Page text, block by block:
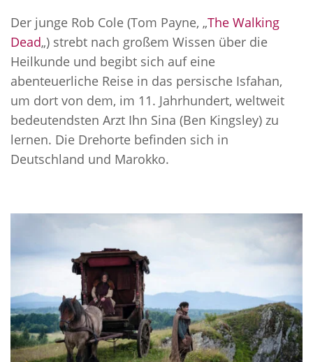
Der junge Rob Cole (Tom Payne, „The Walking
Dead„) strebt nach großem Wissen über die
Heilkunde und begibt sich auf eine
abenteuerliche Reise in das persische Isfahan,
um dort von dem, im 11. Jahrhundert, weltweit
bedeutendsten Arzt Ihn Sina (Ben Kingsley) zu
lernen. Die Drehorte befinden sich in
Deutschland und Marokko.